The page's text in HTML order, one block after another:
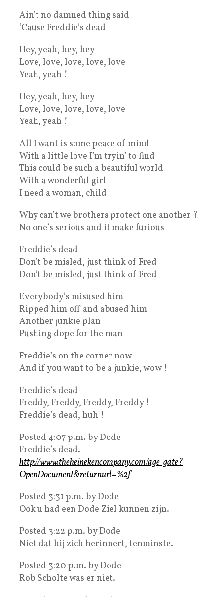
Ain’t no damned thing said
‘Cause Freddie’s dead
Hey, yeah, hey, hey
Love, love, love, love, love
Yeah, yeah !
Hey, yeah, hey, hey
Love, love, love, love, love
Yeah, yeah !
All I want is some peace of mind
With a little love I’m tryin’ to find
This could be such a beautiful world
With a wonderful girl
I need a woman, child
Why can’t we brothers protect one another ?
No one’s serious and it make furious
Freddie’s dead
Don’t be misled, just think of Fred
Don’t be misled, just think of Fred
Everybody’s misused him
Ripped him off and abused him
Another junkie plan
Pushing dope for the man
Freddie’s on the corner now
And if you want to be a junkie, wow !
Freddie’s dead
Freddy, Freddy, Freddy, Freddy !
Freddie’s dead, huh !
Posted 4:07 p.m. by Dode
Freddie’s dead.
http://www.theheinekencompany.com/age-gate?
OpenDocument&returnurl=%2f
Posted 3:31 p.m. by Dode
Ook u had een Dode Ziel kunnen zijn.
Posted 3:22 p.m. by Dode
Niet dat hij zich herinnert, tenminste.
Posted 3:20 p.m. by Dode
Rob Scholte was er niet.